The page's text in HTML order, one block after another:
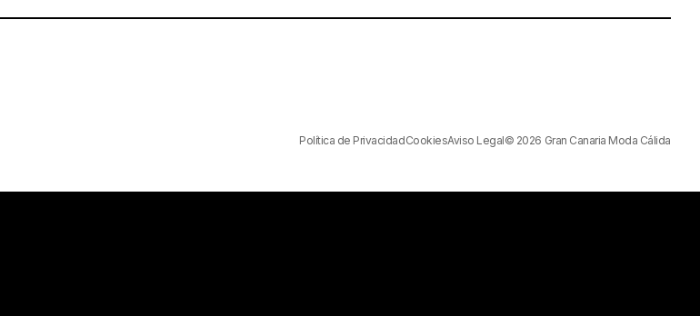
Política de PrivacidadCookiesAviso Legal© 2026 Gran Canaria Moda Cálida